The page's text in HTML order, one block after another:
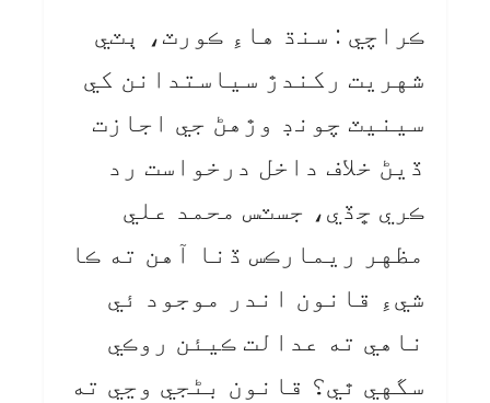
ڪراچي : سنڌ هاءِ ڪورٽ، ٻٽي
شهريت رکندڙ سياستدانن کي
سينيٽ چونڊ وڙهڻ جي اجازت
ڏيڻ خلاف داخل درخواست رد
ڪري ڇڏي، جسٽس محمد علي
مظهر ريمارڪس ڏنا آهن ته ڪا
شيءِ قانون اندر موجود ئي
ناهي ته عدالت ڪيئن روڪي
سگهي ٿي؟ قانون بڻجي وڃي ته